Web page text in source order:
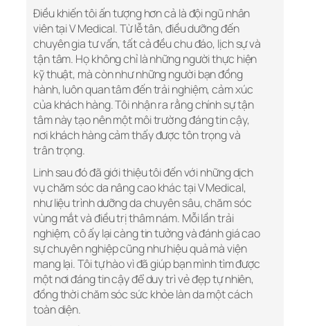
Điều khiến tôi ấn tượng hơn cả là đội ngũ nhân
viên tại V Medical. Từ lễ tân, điều dưỡng đến
chuyên gia tư vấn, tất cả đều chu đáo, lịch sự và
tận tâm. Họ không chỉ là những người thực hiện
kỹ thuật, mà còn như những người bạn đồng
hành, luôn quan tâm đến trải nghiệm, cảm xúc
của khách hàng. Tôi nhận ra rằng chính sự tận
tâm này tạo nên một môi trường đáng tin cậy,
nơi khách hàng cảm thấy được tôn trọng và
trân trọng.
Linh sau đó đã giới thiệu tôi đến với những dịch
vụ chăm sóc da nâng cao khác tại V Medical,
như liệu trình dưỡng da chuyên sâu, chăm sóc
vùng mắt và điều trị thâm nám. Mỗi lần trải
nghiệm, cô ấy lại càng tin tưởng và đánh giá cao
sự chuyên nghiệp cũng như hiệu quả mà viện
mang lại. Tôi tự hào vì đã giúp bạn mình tìm được
một nơi đáng tin cậy để duy trì vẻ đẹp tự nhiên,
đồng thời chăm sóc sức khỏe làn da một cách
toàn diện.